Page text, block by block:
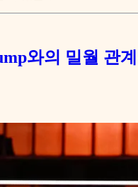
와의 밀월 관